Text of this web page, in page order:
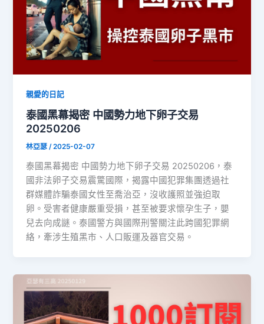
親愛的日記
泰國黑幕揭密 中國勢力地下卵子交易
20250206
林亞瑟/2025-02-07
泰國黑幕揭密 中國勢力地下卵子交易 20250206，泰
國非法卵子交易震驚國際，揭露中國犯罪集團透過社
群媒體詐騙泰國女性至喬治亞，沒收護照並強迫取
卵。受害者健康嚴重受損，甚至被要求懷孕生子，嬰
兒去向成謎。泰國警方與國際刑警關注此跨國犯罪網
絡，牽涉生殖黑市、人口販運及器官交易。